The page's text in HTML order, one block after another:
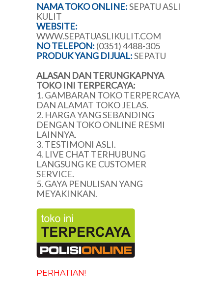
NAMA TOKO ONLINE:SEPATU ASLI
KULIT
WEBSITE:
WWW.SEPATUASLIKULIT.COM
NO TELEPON: (0351) 4488-305
PRODUK YANG DIJUAL:SEPATU
ALASAN DAN TERUNGKAPNYA
TOKO INI TERPERCAYA:
1. GAMBARAN TOKO TERPERCAYA
DAN ALAMAT TOKO JELAS.
2. HARGA YANG SEBANDING
DENGAN TOKO ONLINE RESMI
LAINNYA.
3. TESTIMONI ASLI.
4. LIVE CHAT TERHUBUNG
LANGSUNG KE CUSTOMER
SERVICE.
5. GAYA PENULISAN YANG
MEYAKINKAN.
PERHATIAN!